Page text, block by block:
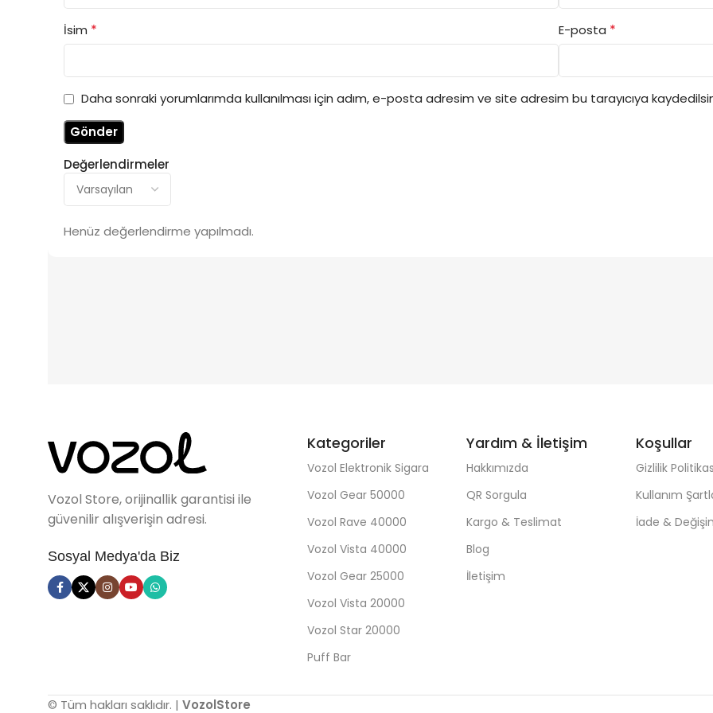
Değerlendirmeler
Henüz değerlendirme yapılmadı.
İsim * E-posta *
Daha sonraki yorumlarımda kullanılması için adım, e-posta adresim ve site adresim bu tarayıcıya
Vozol Store, orijinallik garantisi ile
güvenilir alışverişin adresi.
Sosyal Medya'da Biz
Kategoriler
Vozol Elektronik Sigara
Vozol Gear 50000
Vozol Rave 40000
Vozol Vista 40000
Vozol Gear 25000
Vozol Vista 20000
Vozol Star 20000
Puff Bar
Yardım & İletişim
Hakkımızda
QR Sorgula
Kargo & Teslimat
Blog
İletişim
Koşullar
Gizlilik
Kullanım
İade &
© Tüm hakları saklıdır. | VozolStore